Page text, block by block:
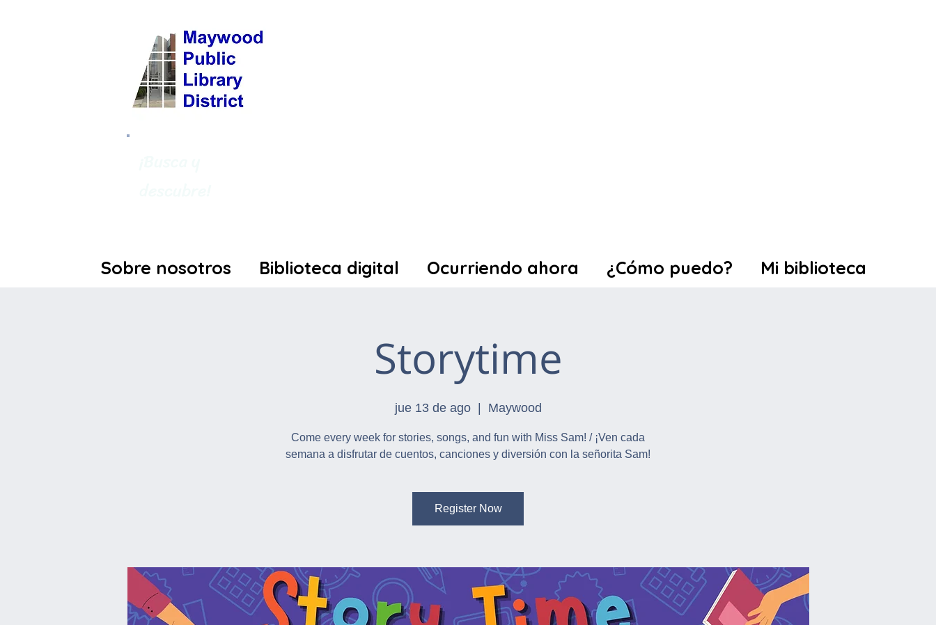
Sobre nosotros Biblioteca digital Ocurriendo ahora ¿Cómo puedo? Mi biblioteca
Storytime
jue 13 de ago
  |
Maywood
Come every week for stories, songs, and fun with Miss Sam! / ¡Ven cada
semana a disfrutar de cuentos, canciones y diversión con la señorita Sam!
Register Now